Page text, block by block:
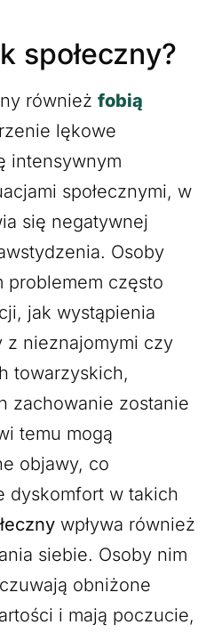
społeczny?
również fobią
lękowe
intensywnym
społecznymi, w
się negatywnej
Osoby
problemem często
jak wystąpienia
z nieznajomymi czy
towarzyskich,
zachowanie zostanie
temu mogą
objawy, co
dyskomfort w takich
wpływa również
siebie. Osoby nim
obniżone
i mają poczucie,